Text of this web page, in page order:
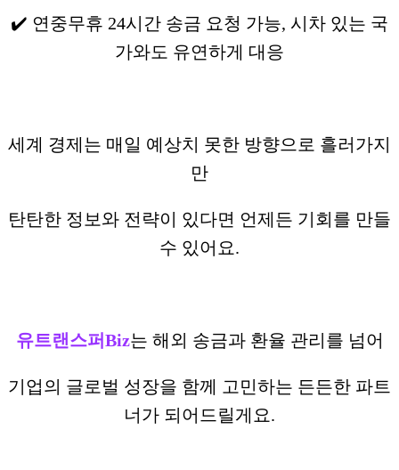
✔️ 연중무휴 24시간 송금 요청 가능, 시차 있는 국
가와도 유연하게 대응
세계 경제는 매일 예상치 못한 방향으로 흘러가지
만
탄탄한 정보와 전략이 있다면 언제든 기회를 만들
수 있어요.
유트랜스퍼Biz는 해외 송금과 환율 관리를 넘어
기업의 글로벌 성장을 함께 고민하는 든든한 파트
너가 되어드릴게요.